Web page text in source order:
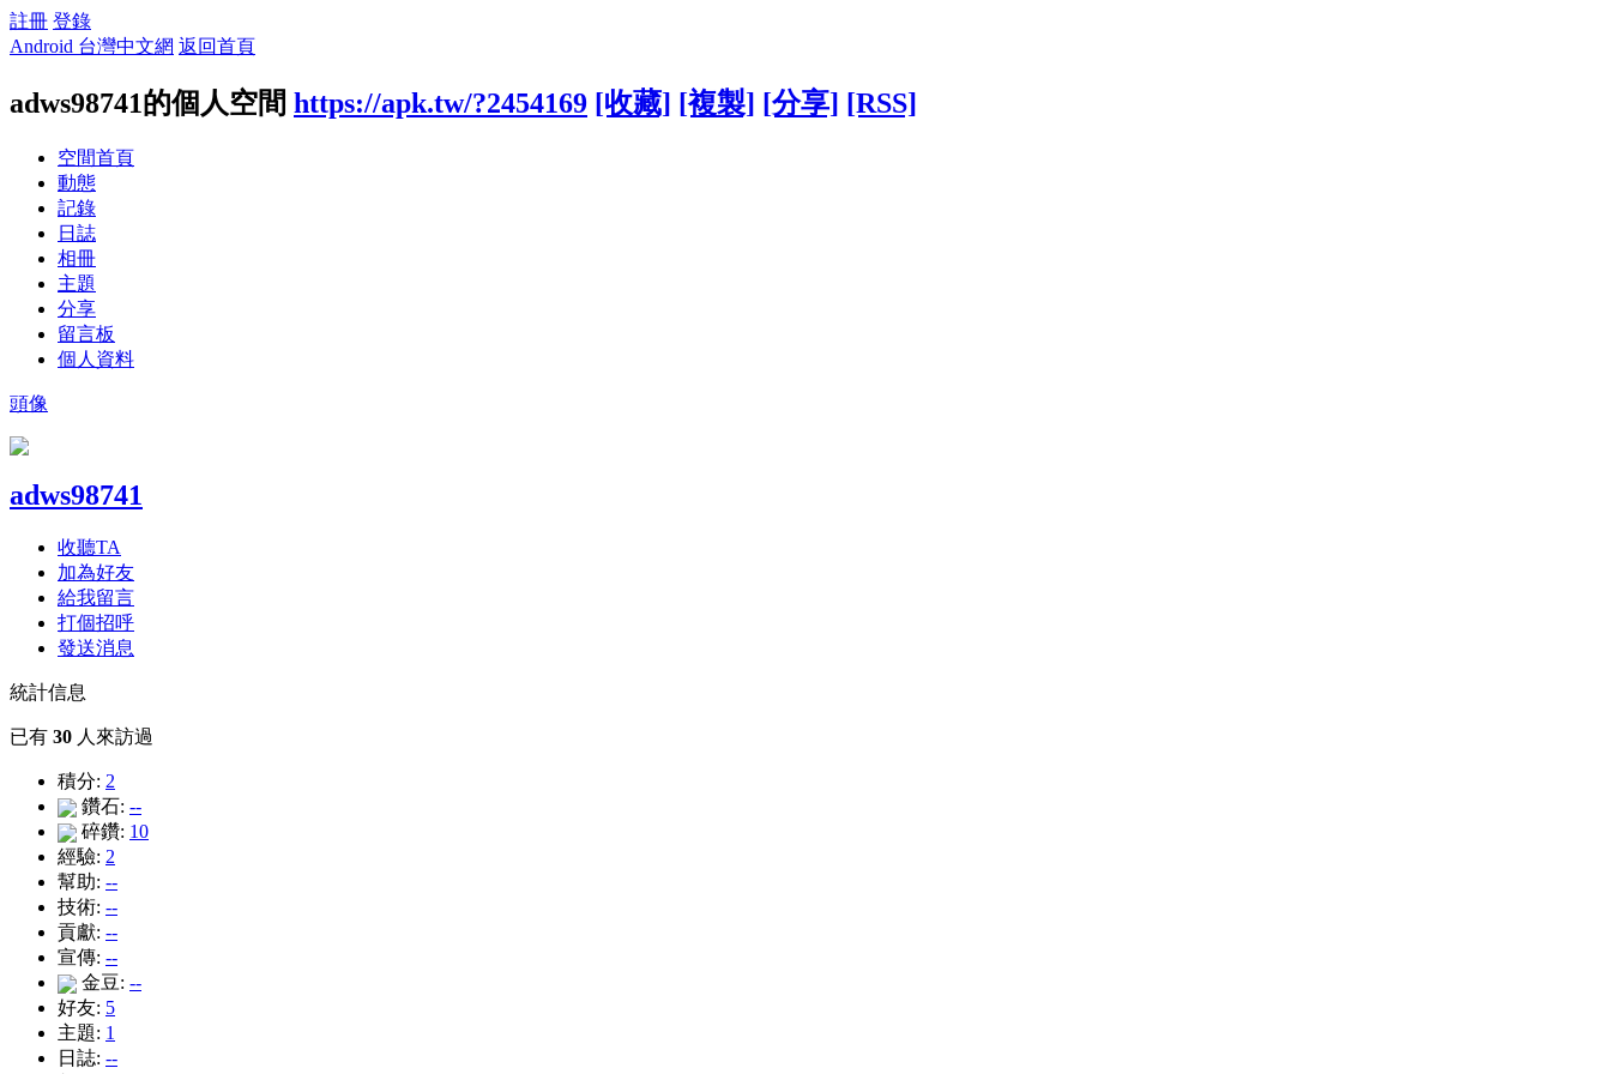
註冊 登錄
Android 台灣中文網 返回首頁
adws98741的個人空間 https://apk.tw/?2454169 [收藏] [複製] [分享] [RSS]
空間首頁
動態
記錄
日誌
相冊
主題
分享
留言板
個人資料
頭像
adws98741
收聽TA
加為好友
給我留言
打個招呼
發送消息
統計信息
已有 30 人來訪過
積分: 2
鑽石: --
碎鑽: 10
經驗: 2
幫助: --
技術: --
貢獻: --
宣傳: --
金豆: --
好友: 5
主題: 1
日誌: --